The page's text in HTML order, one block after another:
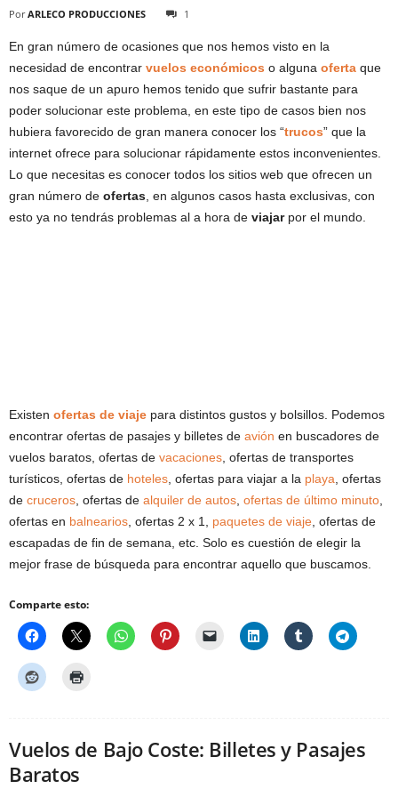
Por ARLECO PRODUCCIONES 1
En gran número de ocasiones que nos hemos visto en la
necesidad de encontrar vuelos económicos o alguna oferta que
nos saque de un apuro hemos tenido que sufrir bastante para
poder solucionar este problema, en este tipo de casos bien nos
hubiera favorecido de gran manera conocer los “trucos” que la
internet ofrece para solucionar rápidamente estos inconvenientes.
Lo que necesitas es conocer todos los sitios web que ofrecen un
gran número de ofertas , en algunos casos hasta exclusivas, con
esto ya no tendrás problemas al a hora de viajarpor el mundo.
Existen ofertas de viaje para distintos gustos y bolsillos. Podemos
encontrar ofertas de pasajes y billetes de avión en buscadores de
vuelos baratos, ofertas de vacaciones , ofertas de transportes
turísticos, ofertas de hoteles , ofertas para viajar a la playa , ofertas
de cruceros , ofertas de alquiler de autos ofertas de último minuto
ofertas en balnearios , ofertas 2 x 1, paquetes de viaje , ofertas de
escapadas de fin de semana, etc. Solo es cuestión de elegir la
mejor frase de búsqueda para encontrar aquello que buscamos.
Comparte esto:
Vuelos de Bajo Coste: Billetes y Pasajes
Baratos